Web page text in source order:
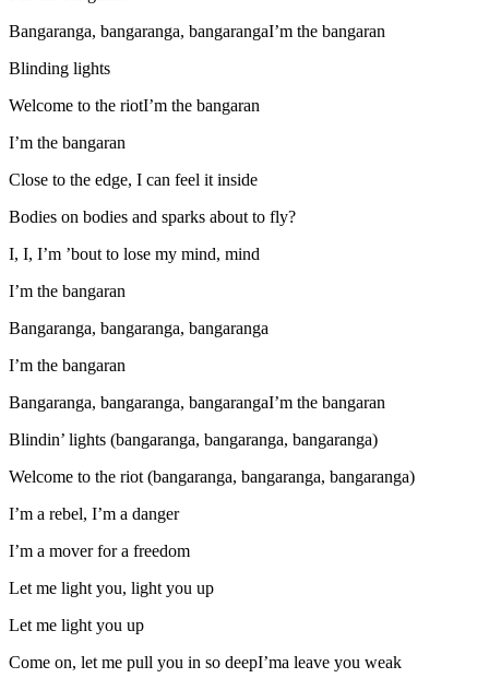
Bangaranga, bangaranga, bangarangaI’m the bangaran
Blinding lights
Welcome to the riotI’m the bangaran
I’m the bangaran
Close to the edge, I can feel it inside
Bodies on bodies and sparks about to fly?
I, I, I’m ’bout to lose my mind, mind
I’m the bangaran
Bangaranga, bangaranga, bangaranga
I’m the bangaran
Bangaranga, bangaranga, bangarangaI’m the bangaran
Blindin’ lights (bangaranga, bangaranga, bangaranga)
Welcome to the riot (bangaranga, bangaranga, bangaranga)
I’m a rebel, I’m a danger
I’m a mover for a freedom
Let me light you, light you up
Let me light you up
Come on, let me pull you in so deepI’ma leave you weak